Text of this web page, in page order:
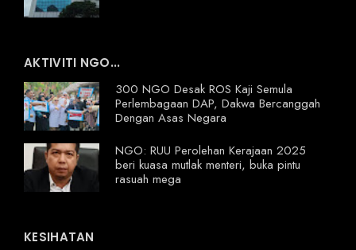
AKTIVITI NGO...
300 NGO Desak ROS Kaji Semula
Perlembagaan DAP, Dakwa Bercanggah
Dengan Asas Negara
NGO: RUU Perolehan Kerajaan 2025
beri kuasa mutlak menteri, buka pintu
rasuah mega
KESIHATAN